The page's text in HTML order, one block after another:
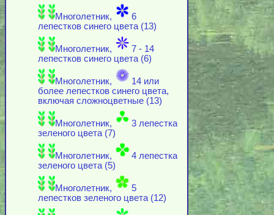
Многолетник,
6
лепестков синего цвета (13)
Многолетник,
7 - 14
лепестков синего цвета (6)
Многолетник,
14 или
более лепестков синего цвета,
включая cложноцветные (13)
Многолетник,
3 лепестка
зеленого цвета (7)
Многолетник,
4 лепестка
зеленого цвета (5)
Многолетник,
5
лепестков зеленого цвета (12)